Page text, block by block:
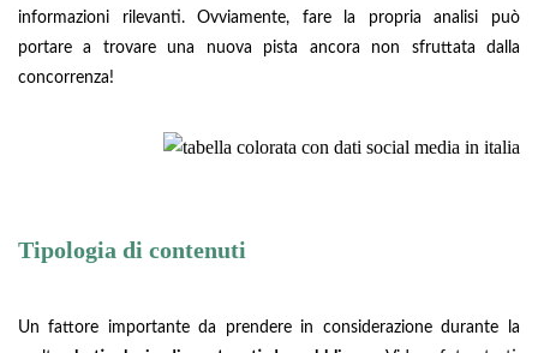
informazioni rilevanti. Ovviamente, fare la propria analisi può
portare a trovare una nuova pista ancora non sfruttata dalla
concorrenza!
Tipologia di contenuti
Un fattore importante da prendere in considerazione durante la